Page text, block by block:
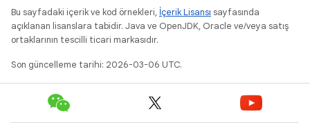
Bu sayfadaki içerik ve kod örnekleri, İçerik Lisansı sayfasında
açıklanan lisanslara tabidir. Java ve OpenJDK, Oracle ve/veya satış
ortaklarının tescilli ticari markasıdır.
Son güncelleme tarihi: 2026-03-06 UTC.